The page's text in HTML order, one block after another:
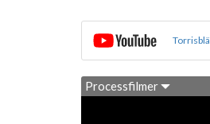
Processfilmer